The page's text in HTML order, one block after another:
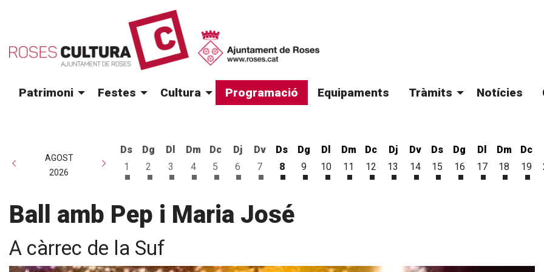
Patrimoni Festes Cultura Programació Equipaments Tràmits Notícies
AGOST
2026
Ds
1
Dissabte 1 d'agost
Dg
2
Diumenge 2 d'agost
Dl
3
Dilluns 3 d'agost
Dm
4
Dimarts 4 d'agost
Dc
5
Dimecres 5 d'agost
Dj
6
Dijous 6 d'agost
Dv
7
Divendres 7 d'agost
Ds
8
Dissabte 8 d'agost
Dg
9
Diumenge 9 d'agost
Dl
10
Dilluns 10 d'agost
Dm
11
Dimarts 11 d'agost
Dc
12
Dimecres 12 d'agost
Dj
13
Dijous 13 d'agost
Dv
14
Divendres 14 d'agost
Ds
15
Dissabte 15 d'agost
Dg
16
Diumenge 16
Dl
17
Dilluns 17
Dm
18
Dimarts
Dc
19
Ball amb Pep i Maria José
A càrrec de la Suf